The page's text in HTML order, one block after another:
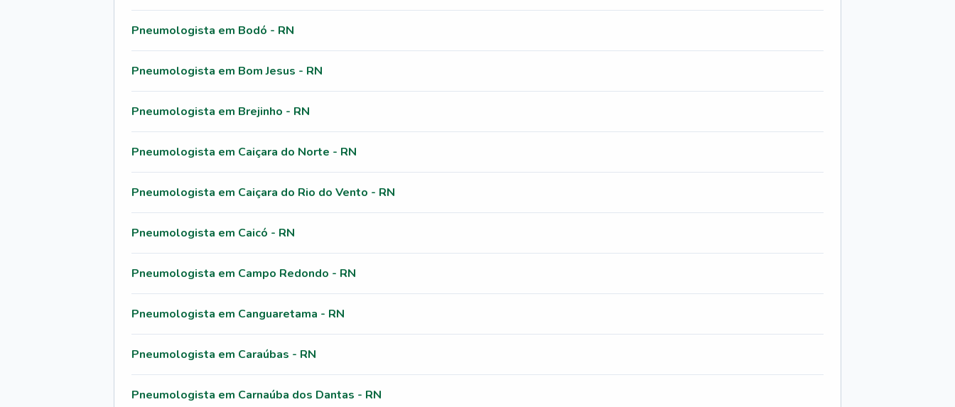
Pneumologista em Bodó - RN
Pneumologista em Bom Jesus - RN
Pneumologista em Brejinho - RN
Pneumologista em Caiçara do Norte - RN
Pneumologista em Caiçara do Rio do Vento - RN
Pneumologista em Caicó - RN
Pneumologista em Campo Redondo - RN
Pneumologista em Canguaretama - RN
Pneumologista em Caraúbas - RN
Pneumologista em Carnaúba dos Dantas - RN